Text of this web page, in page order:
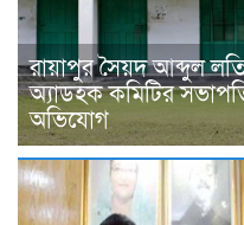
রায়াপুর সৈয়দ আব্দুল
অ্যাডহক কমিটির
অভিযোগ